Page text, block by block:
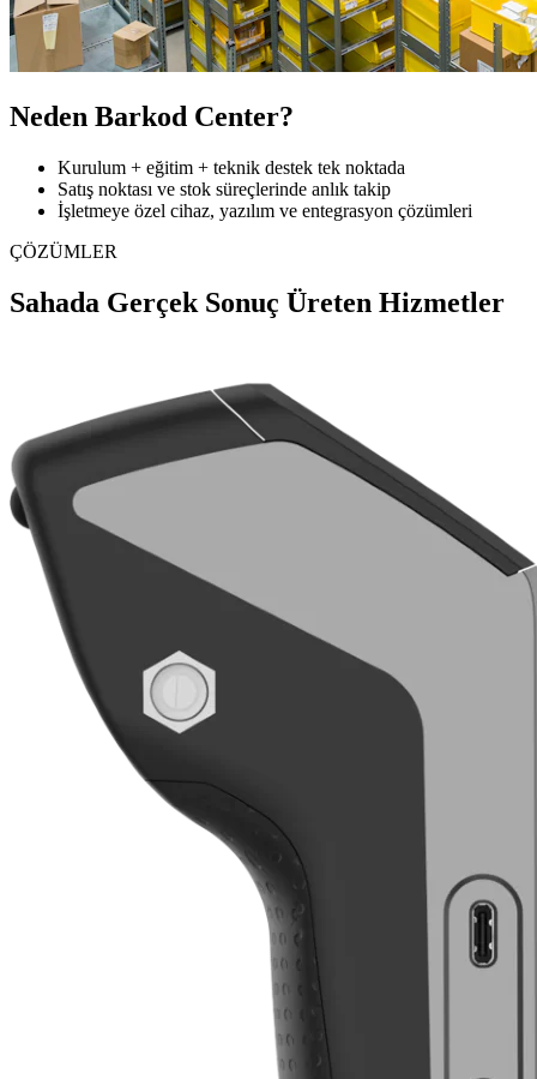
Neden Barkod Center?
Kurulum + eğitim + teknik destek tek noktada
Satış noktası ve stok süreçlerinde anlık takip
İşletmeye özel cihaz, yazılım ve entegrasyon çözümleri
ÇÖZÜMLER
Sahada Gerçek Sonuç Üreten Hizmetler